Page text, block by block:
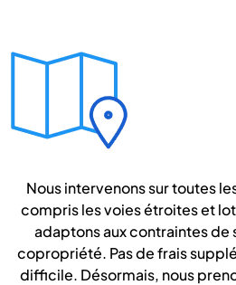
Nous intervenons sur toutes
compris les voies étroites et
adaptons aux contraintes
copropriété. Pas de frais
difficile. Désormais, nous